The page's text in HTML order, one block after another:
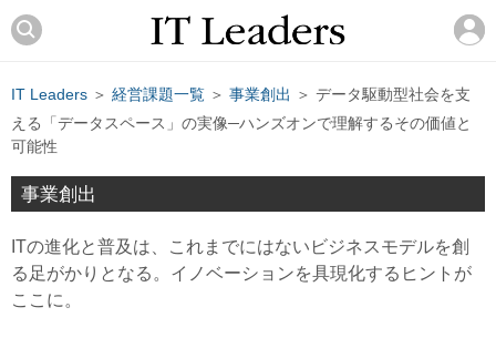
IT Leaders ＞ 経営課題一覧 ＞ 事業創出 ＞ データ駆動型社会を支
える「データスペース」の実像─ハンズオンで理解するその価値と
可能性
事業創出
ITの進化と普及は、これまでにはないビジネスモデルを創
る足がかりとなる。イノベーションを具現化するヒントが
ここに。